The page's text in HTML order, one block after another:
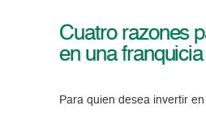
Cuatro razones
en una franquicia
Para quien desea invertir